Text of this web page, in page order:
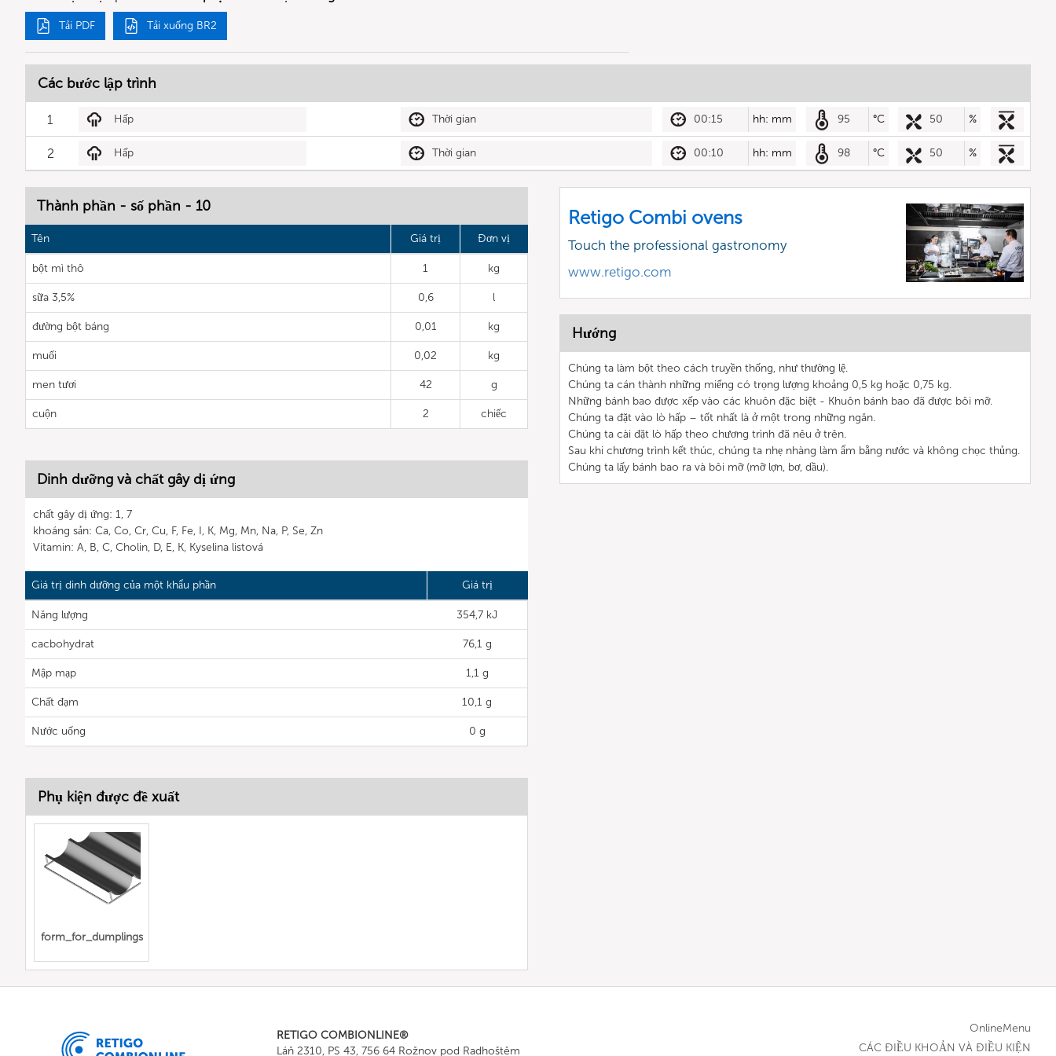
Tải PDF Tải xuống BR2
Các bước lập trình
1 Hấp Thời gian 00:15 hh: mm 95 °C 50 %
2 Hấp Thời gian 00:10 hh: mm 98 °C 50 %
Thành phần - số phần - 10
Tên Giá trị Đơn vị
bột mì thô 1 kg
sữa 3,5% 0,6 l
đường bột báng 0,01 kg
muối 0,02 kg
men tươi 42 g
cuộn 2 chiếc
Dinh dưỡng và chất gây dị ứng
chất gây dị ứng: 1, 7
khoáng sản: Ca, Co, Cr, Cu, F, Fe, I, K, Mg, Mn, Na, P, Se, Zn
Vitamin: A, B, C, Cholin, D, E, K, Kyselina listová
Giá trị dinh dưỡng của một khẩu phần Giá trị
Năng lượng 354,7 kJ
cacbohydrat 76,1 g
Mập mạp 1,1 g
Chất đạm 10,1 g
Nước uống 0 g
Retigo Combi ovens
Touch the professional gastronomy
www.retigo.com
Hướng
Chúng ta làm bột theo cách truyền thống, như thường lệ.
Chúng ta cán thành những miếng có trọng lượng khoảng 0,5 kg hoặc 0,75 kg.
Những bánh bao được xếp vào các khuôn đặc biệt - Khuôn bánh bao đã được bôi mỡ.
Chúng ta đặt vào lò hấp – tốt nhất là ở một trong những ngăn.
Chúng ta cài đặt lò hấp theo chương trình đã nêu ở trên.
Sau khi chương trình kết thúc, chúng ta nhẹ nhàng làm ẩm bằng nước và không chọc thủng.
Chúng ta lấy bánh bao ra và bôi mỡ (mỡ lợn, bơ, dầu).
Phụ kiện được đề xuất
form_for_dumplings
RETIGO COMBIONLINE®
Láň 2310, PS 43, 756 64 Rožnov pod Radhoštěm
OnlineMenu
CÁC ĐIỀU KHOẢN VÀ ĐIỀU KIỆN